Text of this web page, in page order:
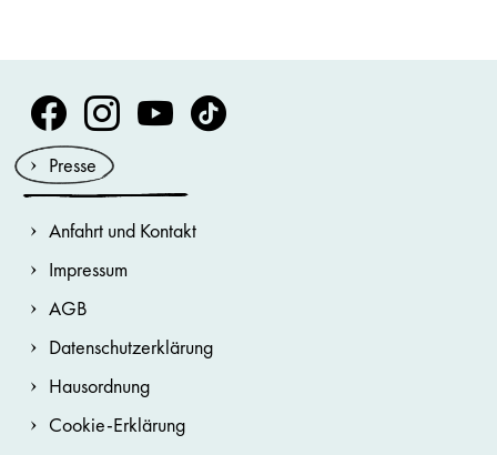
Volksoper Facebook
Volksoper Instagram
Volksoper Youtube
Volksoper TikTok
Presse
Anfahrt und Kontakt
Impressum
AGB
Datenschutzerklärung
Hausordnung
Cookie-Erklärung